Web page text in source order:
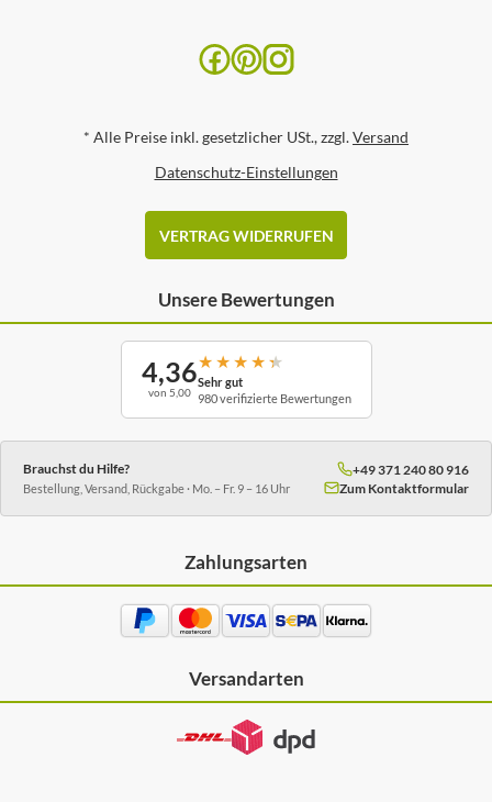
* Alle Preise inkl. gesetzlicher USt., zzgl.Versand
Datenschutz-Einstellungen
VERTRAG WIDERRUFEN
Unsere Bewertungen
4,36
von 5,00
★ ★ ★ ★ ★
Sehr gut
980 verifizierte Bewertungen
Brauchst du Hilfe?
Bestellung, Versand, Rückgabe · Mo. – Fr. 9 – 16 Uhr
+49 371 240 80 916
Zum Kontaktformular
Zahlungsarten
Versandarten